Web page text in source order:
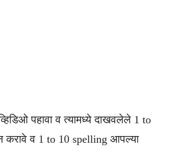
व्हिडिओ पहावा व त्यामध्ये दाखवलेले 1 to
करावे व 1 to 10 spelling आपल्या